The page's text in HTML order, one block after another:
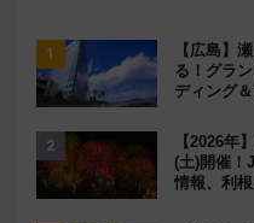
【広島】
る！グラ
ディング
【2026年
(土)開催！
情報、利